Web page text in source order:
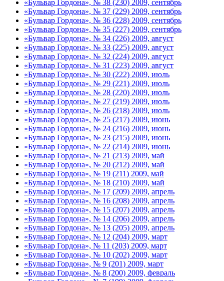
«Бульвар Гордона», № 38 (230) 2009, сентябрь
«Бульвар Гордона», № 37 (229) 2009, сентябрь
«Бульвар Гордона», № 36 (228) 2009, сентябрь
«Бульвар Гордона», № 35 (227) 2009, сентябрь
«Бульвар Гордона», № 34 (226) 2009, август
«Бульвар Гордона», № 33 (225) 2009, август
«Бульвар Гордона», № 32 (224) 2009, август
«Бульвар Гордона», № 31 (223) 2009, август
«Бульвар Гордона», № 30 (222) 2009, июль
«Бульвар Гордона», № 29 (221) 2009, июль
«Бульвар Гордона», № 28 (220) 2009, июль
«Бульвар Гордона», № 27 (219) 2009, июль
«Бульвар Гордона», № 26 (218) 2009, июль
«Бульвар Гордона», № 25 (217) 2009, июнь
«Бульвар Гордона», № 24 (216) 2009, июнь
«Бульвар Гордона», № 23 (215) 2009, июнь
«Бульвар Гордона», № 22 (214) 2009, июнь
«Бульвар Гордона», № 21 (213) 2009, май
«Бульвар Гордона», № 20 (212) 2009, май
«Бульвар Гордона», № 19 (211) 2009, май
«Бульвар Гордона», № 18 (210) 2009, май
«Бульвар Гордона», № 17 (209) 2009, апрель
«Бульвар Гордона», № 16 (208) 2009, апрель
«Бульвар Гордона», № 15 (207) 2009, апрель
«Бульвар Гордона», № 14 (206) 2009, апрель
«Бульвар Гордона», № 13 (205) 2009, апрель
«Бульвар Гордона», № 12 (204) 2009, март
«Бульвар Гордона», № 11 (203) 2009, март
«Бульвар Гордона», № 10 (202) 2009, март
«Бульвар Гордона», № 9 (201) 2009, март
«Бульвар Гордона», № 8 (200) 2009, февраль